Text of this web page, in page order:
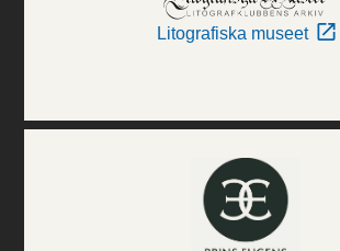
Litografiska museet